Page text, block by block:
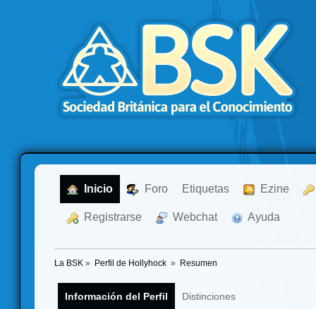
Inicio Foro Etiquetas Ezine
Registrarse Webchat Ayuda
La BSK » Perfil de Hollyhock » Resumen
Información del Perfil Distinciones